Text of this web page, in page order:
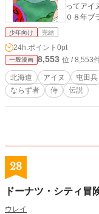
ってアイ
０８年ブ
少年向け 完結
24h.ポイント 0pt
一般漫画 8,553 位 / 8,553
北海道 アイヌ 屯田兵
ならず者
侍 伝説
28
ドーナツ・シティ冒
ウレイ